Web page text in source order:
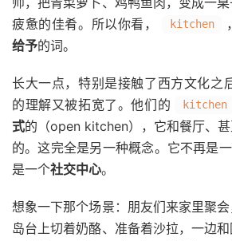
疲惫的佳肴。所以你看，
kitchen
给予的词。
长大一点，特别是接触了西方文化之
的理解又被拓宽了。他们的 kitchen
式的（open kitchen），它和餐厅、
的。这完全是另一种概念。它不再是
是一个社交中心。
想象一下那个场景：朋友们来家里聚
岛台上切着奶酪、准备着沙拉，一边